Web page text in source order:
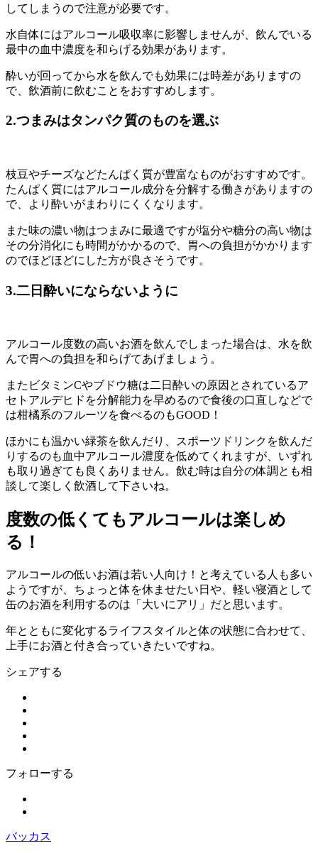
してしまうので注意が必要です。
水自体にはアルコール吸収率に影響しませんが、飲んでいる
最中の血中濃度を和らげる効果があります。
酔いが回ってから水を飲んでも効果には時差がありますの
で、飲酒前に飲むことをおすすめします。
2.つまみはタンパク質のものを選ぶ
枝豆やチーズなどたんぱく質が豊富なものがおすすめです。
たんぱく質にはアルコール成分を分解する働きがありますの
で、より酔いがまわりにくくなります。
また味の濃い物はつまみに最適ですが塩分や糖分の高い物は
その分消化にも時間がかかるので、胃への負担がかかります
のでほどほどにした方が良さそうです。
3.二日酔いにならないように
アルコール度数の高いお酒を飲んでしまった場合は、水を飲
んで胃への負担を和らげてあげましょう。
またビタミンCやブドウ糖は二日酔いの原因とされているア
セトアルデヒドを分解能力を早めるので食後の口直しなどで
は柑橘系のフルーツを食べるのもGOOD！
ほかにも温かい緑茶を飲んだり、スポーツドリンクを飲んだ
りするのも血中アルコール濃度を低めてくれますが、いずれ
も取り過ぎても良くありません。飲む時は自分の体調とも相
談して楽しく飲酒して下さいね。
度数の低くてもアルコールは楽しめ
る！
アルコールの低いお酒は若い人向け！と考えている人も多い
ようですが、ちょっと体を休ませたい日や、軽い寝酒として
缶のお酒を利用するのは「大いにアリ」だと思います。
年とともに変化するライフスタイルと体の状態に合わせて、
上手にお酒と付き合っていきたいですね。
シェアする
フォローする
バッカス